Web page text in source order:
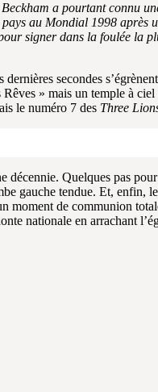
a pourtant connu
au Mondial 1998 après
signer dans la foulée la
secondes
» mais un temple à
le numéro 7 des Three
décennie. Quelques pas
gauche tendue. Et,
moment de communion
nationale en arrachant